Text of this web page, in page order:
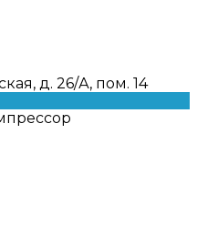
д. 26/А, пом. 14